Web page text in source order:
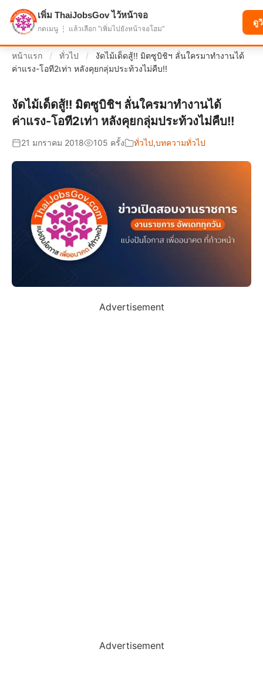
แบ่งปันโอกาส เพื่ออนาคตที่ก้าวหน้า
หน้าแรก / ทั่วไป /
งัดไม้เด็ดสู้!! มิตซูบิชิฯ ลั่นใครมาทำงานได้
ค่าแรง-โอที2เท่า หลังคุยกลุ่มประท้วงไม่คืบ!!
งัดไม้เด็ดสู้!! มิตซูบิชิฯ ลั่นใครมาทำงานได้
ค่าแรง-โอที2เท่า หลังคุยกลุ่มประท้วงไม่คืบ!!
21 มกราคม 2018 105 ครั้ง ทั่วไป,บทความทั่วไป
Advertisement
Advertisement
เพิ่ม ThaiJobsGov ไว้หน้าจอ
กดเมนู ⋮ แล้วเลือก "เพิ่มไปยังหน้าจอโฮม"
ดู